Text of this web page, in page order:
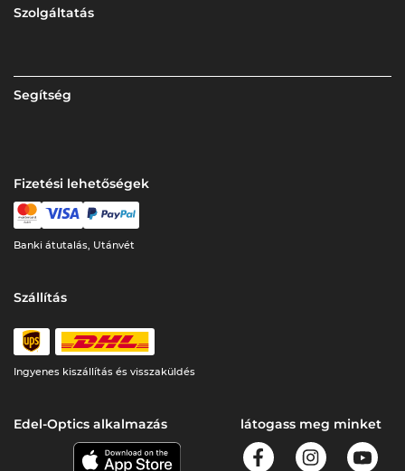
Szolgáltatás
Segítség
Fizetési lehetőségek
Banki átutalás, Utánvét
Szállítás
Ingyenes kiszállítás és visszaküldés
Edel-Optics alkalmazás látogass meg minket